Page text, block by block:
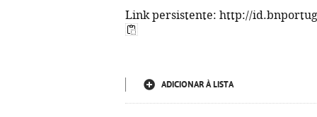
Link persistente: http://
ADICIONAR À LISTA